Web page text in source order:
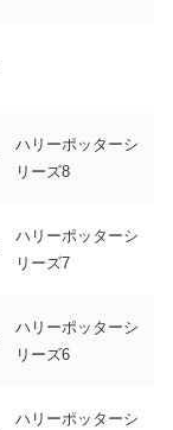
ハリーポッターシ
リーズ8
ハリーポッターシ
リーズ7
ハリーポッターシ
リーズ6
ハリーポッターシ